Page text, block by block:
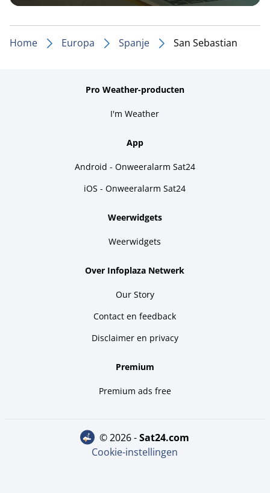
Home Europa Spanje San Sebastian
Pro Weather-producten
I'm Weather
App
Android - Onweeralarm Sat24
iOS - Onweeralarm Sat24
Weerwidgets
Weerwidgets
Over Infoplaza Netwerk
Our Story
Contact en feedback
Disclaimer en privacy
Premium
Premium ads free
© 2026 - sat24.com
Cookie-instellingen